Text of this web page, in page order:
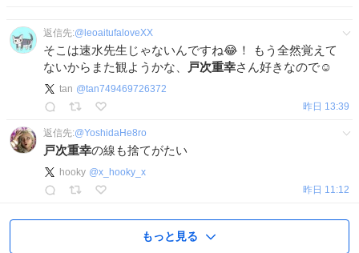
返信先:@ leoaitufaloveXX
そこは速水先生じゃないんですね😂！ もう全然覚えて
ないからまた観ようかな、
戸次重幸さん好きなので☺️
tan @tan749469726372
昨日 13:39
返信先:@YoshidaHe8ro
戸次重幸の線も捨てがたい
hooky @x_hooky_x
昨日 11:12
もっと見る